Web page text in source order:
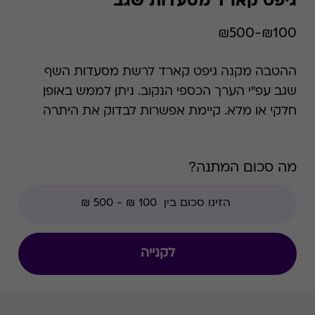
₪100-₪500
ההטבה מקנה גיפט קארד לרשת מסעדות השף
שגב עפ"י הערך הכספי הנקוב. ניתן לממש באופן
חלקי או מלא. קיימת אפשרות לבדוק את היתרה
מה סכום המתנה?
לקנייה